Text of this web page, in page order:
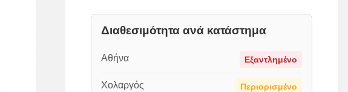
Διαθεσιμότητα ανά κατάστημα
Αθήνα Εξαντλημένο
Χολαργός Περιορισμένο